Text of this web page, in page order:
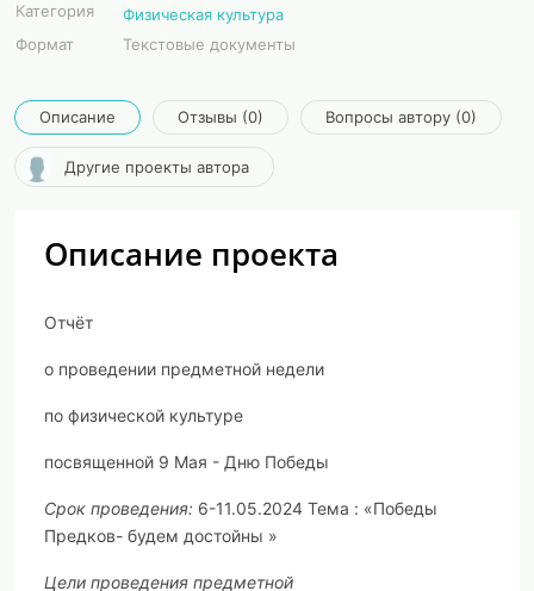
Категория
Физическая культура
Формат
Текстовые документы
Описание Отзывы (0) Вопросы автору (0)
Другие проекты автора
Описание проекта
Отчёт
о проведении предметной недели
по физической культуре
посвященной 9 Мая - Дню Победы
Срок проведения: 6-11.05.2024 Тема : «Победы
Предков- будем достойны »
Цели проведения предметной